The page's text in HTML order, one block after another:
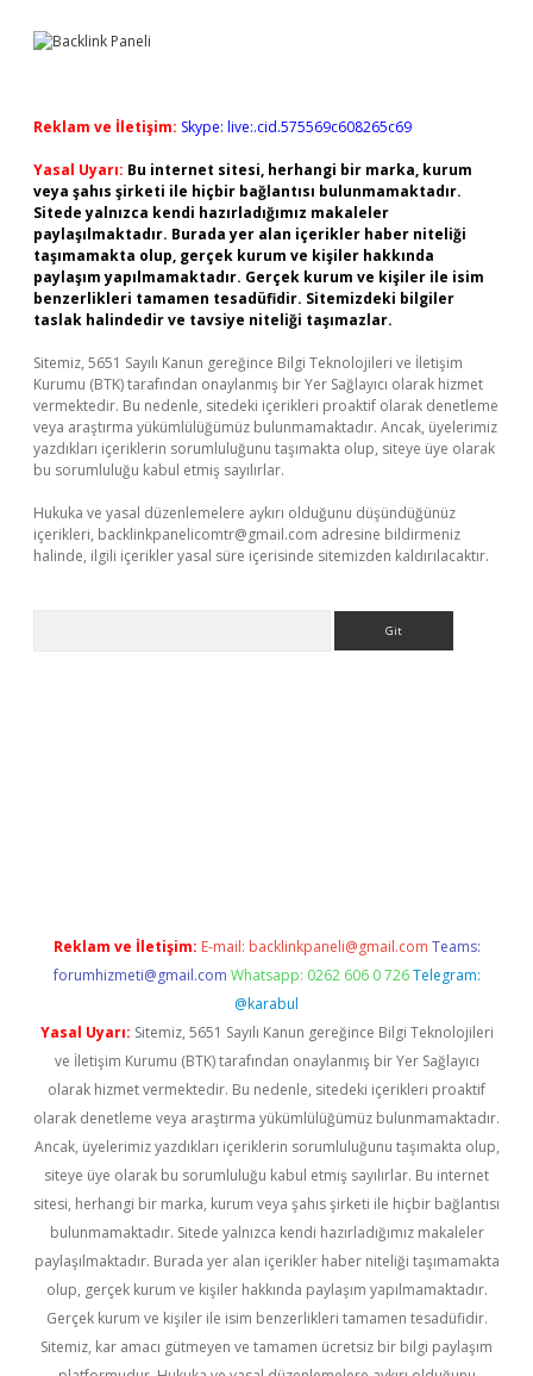
Reklam ve İletişim: Skype: live:.cid.575569c608265c69
Yasal Uyarı: Bu internet sitesi, herhangi bir marka, kurum
veya şahıs şirketi ile hiçbir bağlantısı bulunmamaktadır.
Sitede yalnızca kendi hazırladığımız makaleler
paylaşılmaktadır. Burada yer alan içerikler haber niteliği
taşımamakta olup, gerçek kurum ve kişiler hakkında
paylaşım yapılmamaktadır. Gerçek kurum ve kişiler ile isim
benzerlikleri tamamen tesadüfidir. Sitemizdeki bilgiler
taslak halindedir ve tavsiye niteliği taşımazlar.
Sitemiz, 5651 Sayılı Kanun gereğince Bilgi Teknolojileri ve İletişim
Kurumu (BTK) tarafından onaylanmış bir Yer Sağlayıcı olarak hizmet
vermektedir. Bu nedenle, sitedeki içerikleri proaktif olarak denetleme
veya araştırma yükümlülüğümüz bulunmamaktadır. Ancak, üyelerimiz
yazdıkları içeriklerin sorumluluğunu taşımakta olup, siteye üye olarak
bu sorumluluğu kabul etmiş sayılırlar.
Hukuka ve yasal düzenlemelere aykırı olduğunu düşündüğünüz
içerikleri, backlinkpanelicomtr@gmail.com adresine bildirmeniz
halinde, ilgili içerikler yasal süre içerisinde sitemizden kaldırılacaktır.
Reklam ve İletişim: E-mail: backlinkpaneli@gmail.com Teams:
forumhizmeti@gmail.com Whatsapp: 0262 606 0 726 Telegram:
@karabul
Yasal Uyarı: Sitemiz, 5651 Sayılı Kanun gereğince Bilgi Teknolojileri
ve İletişim Kurumu (BTK) tarafından onaylanmış bir Yer Sağlayıcı
olarak hizmet vermektedir. Bu nedenle, sitedeki içerikleri proaktif
olarak denetleme veya araştırma yükümlülüğümüz bulunmamaktadır.
Ancak, üyelerimiz yazdıkları içeriklerin sorumluluğunu taşımakta olup,
siteye üye olarak bu sorumluluğu kabul etmiş sayılırlar. Bu internet
sitesi, herhangi bir marka, kurum veya şahıs şirketi ile hiçbir bağlantısı
bulunmamaktadır. Sitede yalnızca kendi hazırladığımız makaleler
paylaşılmaktadır. Burada yer alan içerikler haber niteliği taşımamakta
olup, gerçek kurum ve kişiler hakkında paylaşım yapılmamaktadır.
Gerçek kurum ve kişiler ile isim benzerlikleri tamamen tesadüfidir.
Sitemiz, kar amacı gütmeyen ve tamamen ücretsiz bir bilgi paylaşım